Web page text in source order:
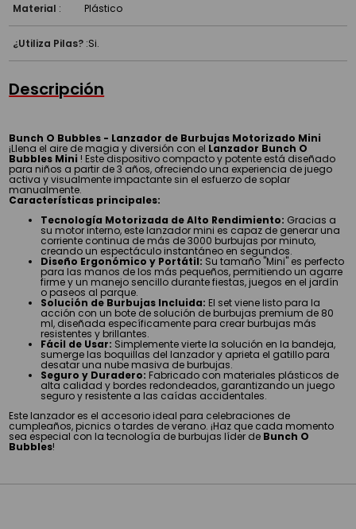
Material : Plástico
¿Utiliza Pilas? :Si.
Descripción
Bunch O Bubbles - Lanzador de Burbujas Motorizado Mini
¡Llena el aire de magia y diversión con el Lanzador Bunch O
Bubbles Mini ! Este dispositivo compacto y potente está diseñado
para niños a partir de 3 años, ofreciendo una experiencia de juego
activa y visualmente impactante sin el esfuerzo de soplar
manualmente.
Características principales:
Tecnología Motorizada de Alto Rendimiento: Gracias a
su motor interno, este lanzador mini es capaz de generar una
corriente continua de más de 3000 burbujas por minuto,
creando un espectáculo instantáneo en segundos.
Diseño Ergonómico y Portátil: Su tamaño "Mini" es perfecto
para las manos de los más pequeños, permitiendo un agarre
firme y un manejo sencillo durante fiestas, juegos en el jardín
o paseos al parque.
Solución de Burbujas Incluida: El set viene listo para la
acción con un bote de solución de burbujas premium de 80
ml, diseñada específicamente para crear burbujas más
resistentes y brillantes.
Fácil de Usar: Simplemente vierte la solución en la bandeja,
sumerge las boquillas del lanzador y aprieta el gatillo para
desatar una nube masiva de burbujas.
Seguro y Duradero: Fabricado con materiales plásticos de
alta calidad y bordes redondeados, garantizando un juego
seguro y resistente a las caídas accidentales.
Este lanzador es el accesorio ideal para celebraciones de
cumpleaños, picnics o tardes de verano. ¡Haz que cada momento
sea especial con la tecnología de burbujas líder de Bunch O
Bubbles!